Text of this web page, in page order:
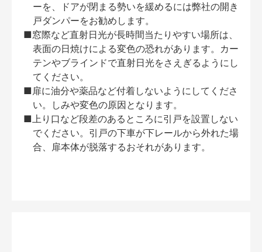
ーを、ドアが閉まる勢いを緩めるには弊社の開き
戸ダンパーをお勧めします。
■窓際など直射日光が長時間当たりやすい場所は、
表面の日焼けによる変色の恐れがあります。カー
テンやブラインドで直射日光をさえぎるようにし
てください。
■扉に油分や薬品など付着しないようにしてくださ
い。しみや変色の原因となります。
■上り口など段差のあるところに引戸を設置しない
でください。引戸の下車が下レールから外れた場
合、扉本体が脱落するおそれがあります。